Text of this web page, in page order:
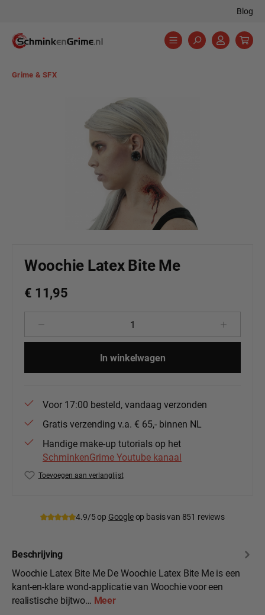
Blog
Grime & SFX
Afbeeldingengalerij overslaan
Woochie Latex Bite Me
€ 11,95
Producthoeveelheid: Voer de
In winkelwagen
Voor 17:00 besteld, vandaag verzonden
Gratis verzending v.a. € 65,- binnen NL
Handige make-up tutorials op het
SchminkenGrime Youtube kanaal
Toevoegen aan verlanglijst
4.9/5 op Googleop basis van 851 reviews
Beschrijving
Woochie Latex Bite Me De Woochie Latex Bite Me is een
kant-en-klare wond-applicatie van Woochie voor een
realistische bijtwo… Meer